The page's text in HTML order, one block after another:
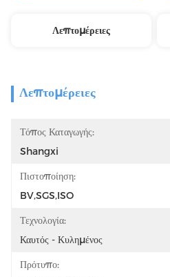
Λεπτομέρειες
Λεπτομέρειες
Τόπος Καταγωγής:
Shangxi
Πιστοποίηση:
BV,SGS,ISO
Τεχνολογία:
Καυτός - Κυλημένος
Πρότυπο: